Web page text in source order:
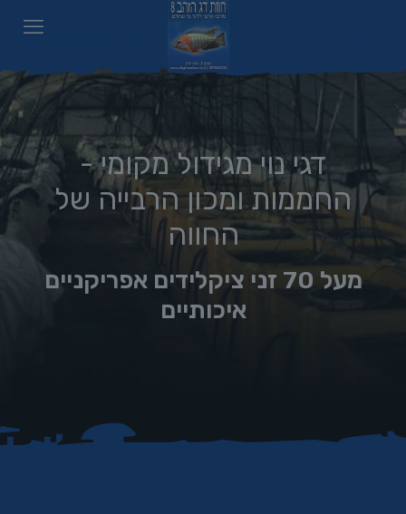
דגי נוי מגידול מקומי -
החממות ומכון הרבייה של
החווה
מעל 70 זני ציקלידים אפריקניים
איכותיים